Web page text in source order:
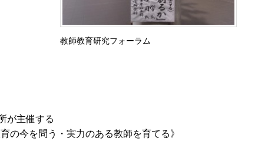
教師教育研究フォーラム
が主催する
の今を問う・実力のある教師を育てる》